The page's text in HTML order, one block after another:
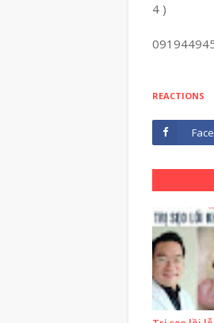
4 )
REACTIONS